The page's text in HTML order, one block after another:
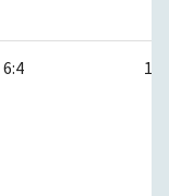
6:4 1:0